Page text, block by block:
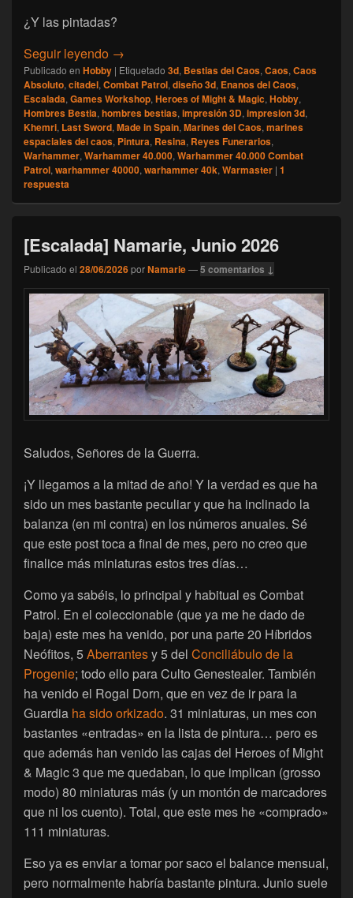
¿Y las pintadas?
Seguir leyendo [Escalada] Namarie, Julio 2026
→
Publicado en Hobby | Etiquetado 3d, Bestias del Caos, Caos, Caos
Absoluto, citadel, Combat Patrol, diseño 3d, Enanos del Caos,
Escalada, Games Workshop, Heroes of Might & Magic, Hobby,
Hombres Bestia, hombres bestias, impresión 3D, impresion 3d,
Khemri, Last Sword, Made in Spain, Marines del Caos, marines
espaciales del caos, Pintura, Resina, Reyes Funerarios,
Warhammer, Warhammer 40.000, Warhammer 40.000 Combat
Patrol, warhammer 40000, warhammer 40k, Warmaster | 1
respuesta
[Escalada] Namarie, Junio 2026
Publicado el 28/06/2026porNamarie—5 comentarios ↓
Saludos, Señores de la Guerra.
¡Y llegamos a la mitad de año! Y la verdad es que ha
sido un mes bastante peculiar y que ha inclinado la
balanza (en mi contra) en los números anuales. Sé
que este post toca a final de mes, pero no creo que
finalice más miniaturas estos tres días…
Como ya sabéis, lo principal y habitual es Combat
Patrol. En el coleccionable (que ya me he dado de
baja) este mes ha venido, por una parte 20 Híbridos
Neófitos, 5Aberrantesy 5 del Conciliábulo de la
Progenie; todo ello para Culto Genestealer. También
ha venido el Rogal Dorn, que en vez de ir para la
Guardia ha sido orkizado. 31 miniaturas, un mes con
bastantes «entradas» en la lista de pintura… pero es
que además han venido las cajas del Heroes of Might
& Magic 3 que me quedaban, lo que implican (grosso
modo) 80 miniaturas más (y un montón de marcadores
que ni los cuento). Total, que este mes he «comprado»
111 miniaturas.
Eso ya es enviar a tomar por saco el balance mensual,
pero normalmente habría bastante pintura. Junio suele